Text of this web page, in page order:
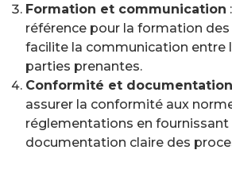
Formation et communication
référence pour la formation
facilite la communication entre
parties prenantes.
Conformité et documentation
assurer la conformité aux
réglementations en fournissant
documentation claire des